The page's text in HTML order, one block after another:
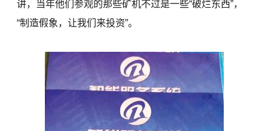
讲，当年他们参观的那些矿机不过是一些“破烂东西”，
“制造假象，让我们来投资”。